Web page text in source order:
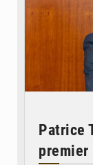
Patrice
premier